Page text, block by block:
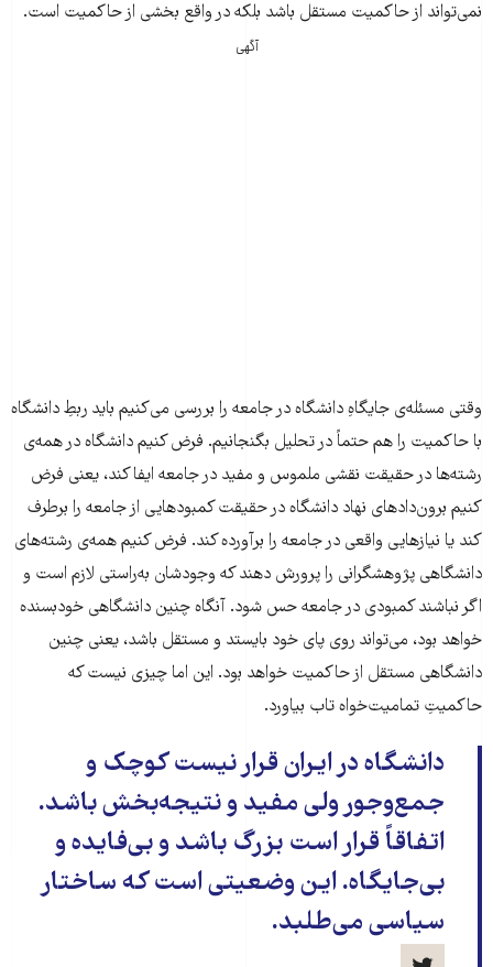
نمی‌تواند از حاکمیت مستقل باشد بلکه در واقع بخشی از حاکمیت است.
آگهی
وقتی مسئله‌ی جایگاهِ دانشگاه در جامعه را بررسی می‌کنیم باید ربطِ دانشگاه
با حاکمیت را هم حتماً در تحلیل بگنجانیم. فرض کنیم دانشگاه در همه‌ی
رشته‌ها در حقیقت نقشی ملموس و مفید در جامعه ایفا کند، یعنی فرض
کنیم برون‌دادهای نهاد دانشگاه در حقیقت کمبودهایی از جامعه را برطرف
کند یا نیازهایی واقعی در جامعه را برآورده کند. فرض کنیم همه‌ی رشته‌های
دانشگاهی پژوهشگرانی را پرورش دهند که وجودشان به‌راستی لازم است و
اگر نباشند کمبودی در جامعه حس شود. آنگاه چنین دانشگاهی خودبسنده
خواهد بود، می‌تواند روی پای خود بایستد و مستقل باشد، یعنی چنین
دانشگاهی مستقل از حاکمیت خواهد بود. این اما چیزی نیست که
حاکمیتِ تمامیت‌خواه تاب بیاورد.
دانشگاه در ایران قرار نیست کوچک و
جمع‌وجور ولی مفید و نتیجه‌بخش باشد.
اتفاقاً قرار است بزرگ باشد و بی‌فایده و
بی‌جایگاه. این وضعیتی است که ساختار
سیاسی می‌طلبد.